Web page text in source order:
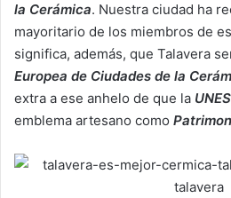
la Cerámica. Nuestra ciudad ha
mayoritario de los miembros de
significa, además, que Talavera
Europea de Ciudades de la
extra a ese anhelo de que la
emblema artesano como